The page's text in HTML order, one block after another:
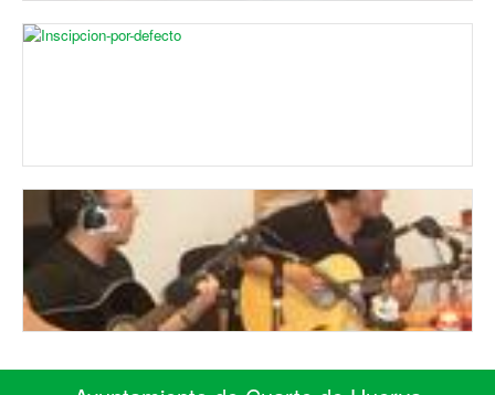
INAGURACIÓN DE LA EXPOSICIÓN COMPARTE ÁFRICA
20/11/2012
En la que estuvimos grabando el inicio del acto.